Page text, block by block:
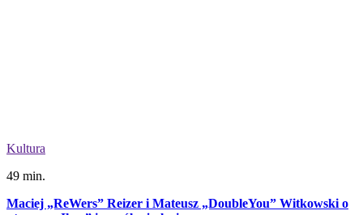
Kultura
49 min.
Maciej „ReWers” Reizer i Mateusz „DoubleYou” Witkowski o